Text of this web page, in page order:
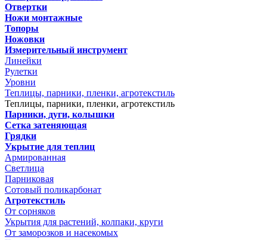
Отвертки
Ножи монтажные
Топоры
Ножовки
Измерительный инструмент
Линейки
Рулетки
Уровни
Теплицы, парники, пленки, агротекстиль
Теплицы, парники, пленки, агротекстиль
Парники, дуги, колышки
Сетка затеняющая
Грядки
Укрытие для теплиц
Армированная
Светлица
Парниковая
Сотовый поликарбонат
Агротекстиль
От сорняков
Укрытия для растений, колпаки, круги
От заморозков и насекомых